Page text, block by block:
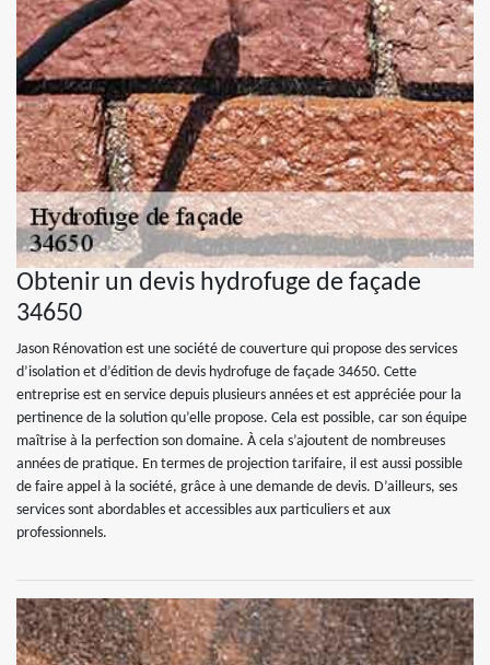
Obtenir un devis hydrofuge de façade
34650
Jason Rénovation est une société de couverture qui propose des services
d’isolation et d’édition de devis hydrofuge de façade 34650. Cette
entreprise est en service depuis plusieurs années et est appréciée pour la
pertinence de la solution qu’elle propose. Cela est possible, car son équipe
maîtrise à la perfection son domaine. À cela s’ajoutent de nombreuses
années de pratique. En termes de projection tarifaire, il est aussi possible
de faire appel à la société, grâce à une demande de devis. D’ailleurs, ses
services sont abordables et accessibles aux particuliers et aux
professionnels.